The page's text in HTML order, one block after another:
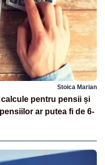
Stoica Marian
pentru pensii și
ar putea fi de 6-